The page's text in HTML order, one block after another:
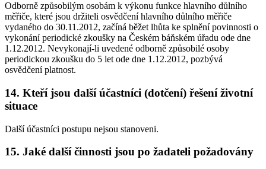
Odborně způsobilým osobám k výkonu funkce hlavního důlního
měřiče, které jsou držiteli osvědčení hlavního důlního měřiče
vydaného do 30.11.2012, začíná běžet lhůta ke splnění povinnosti o
vykonání periodické zkoušky na Českém báňském úřadu ode dne
1.12.2012. Nevykonají-li uvedené odborně způsobilé osoby
periodickou zkoušku do 5 let ode dne 1.12.2012, pozbývá
osvědčení platnost.
14. Kteří jsou další účastníci (dotčení) řešení životní
situace
Další účastníci postupu nejsou stanoveni.
15. Jaké další činnosti jsou po žadateli požadovány